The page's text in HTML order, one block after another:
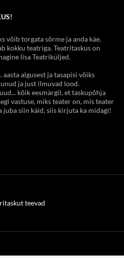
võib torgata sõrme ja anda käe.
kokku teatriga. Teatritaskus on
lisa Teatriküljed.
algusest ja tasapisi võiks
ja just ilmuvad lood.
kõik eesmärgil, et taskupõhja
vastuse, miks teater on, mis teater
juba siin käid, siis kirjuta ka midagi!
teevad